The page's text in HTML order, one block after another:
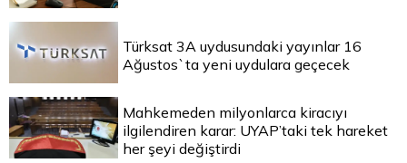
Türksat 3A uydusundaki yayınlar 16
Ağustos`ta yeni uydulara geçecek
Mahkemeden milyonlarca kiracıyı
ilgilendiren karar: UYAP’taki tek hareket
her şeyi değiştirdi